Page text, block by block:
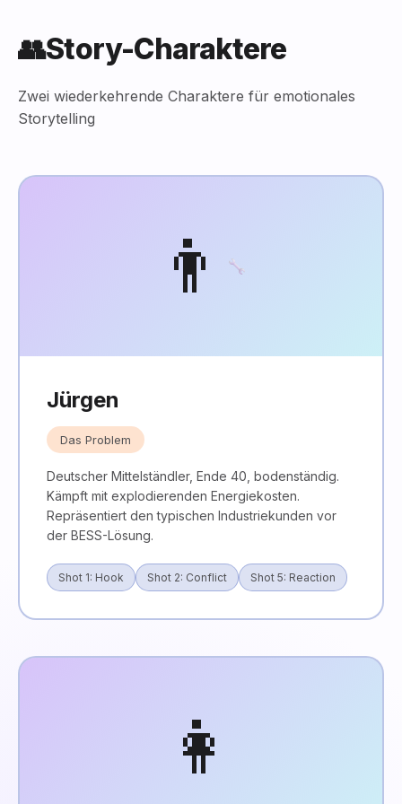
👥Story-Charaktere
Zwei wiederkehrende Charaktere für emotionales
Storytelling
👨‍
Jürgen
Das Problem
Deutscher Mittelständler, Ende 40, bodenständig.
Kämpft mit explodierenden Energiekosten.
Repräsentiert den typischen Industriekunden vor
der BESS-Lösung.
Shot 1: Hook Shot 2: Conflict Shot 5: Reaction
👩‍